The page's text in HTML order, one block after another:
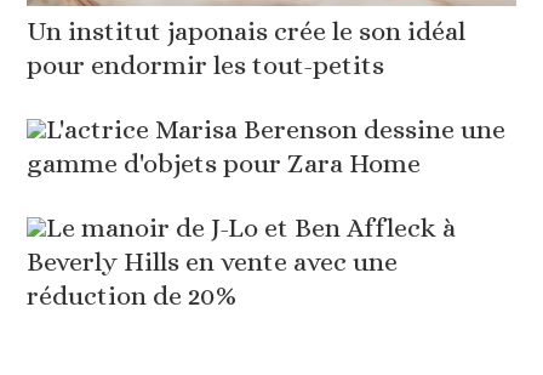
Un institut japonais crée le son idéal
pour endormir les tout-petits
L'actrice Marisa Berenson dessine une
gamme d'objets pour Zara Home
Le manoir de J-Lo et Ben Affleck à
Beverly Hills en vente avec une
réduction de 20%